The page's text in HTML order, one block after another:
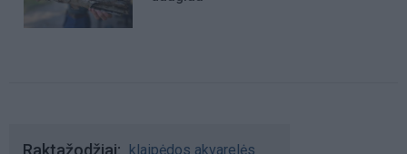
Raktažodžiai klaipėdos akvarelės